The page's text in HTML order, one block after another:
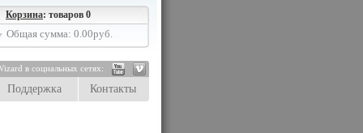
Корзина: товаров 0
Общая сумма: 0.00руб.
в социальных сетях:
Поддержка Контакты